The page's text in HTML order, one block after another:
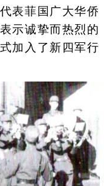
表菲国广大华侨
示诚挚而热烈的
加入了新四军行